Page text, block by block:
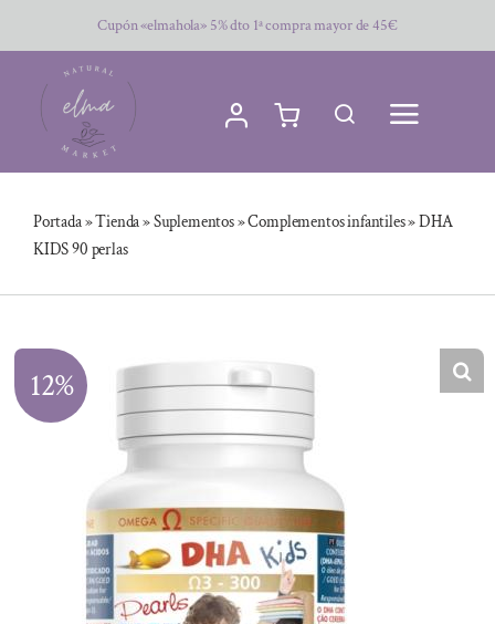
al
contenido
Cupón «elmahola» 5% dto 1ª compra mayor de 45€
Portada»Tienda»Suplementos»Complementos infantiles»DHA
KIDS 90 perlas
12%